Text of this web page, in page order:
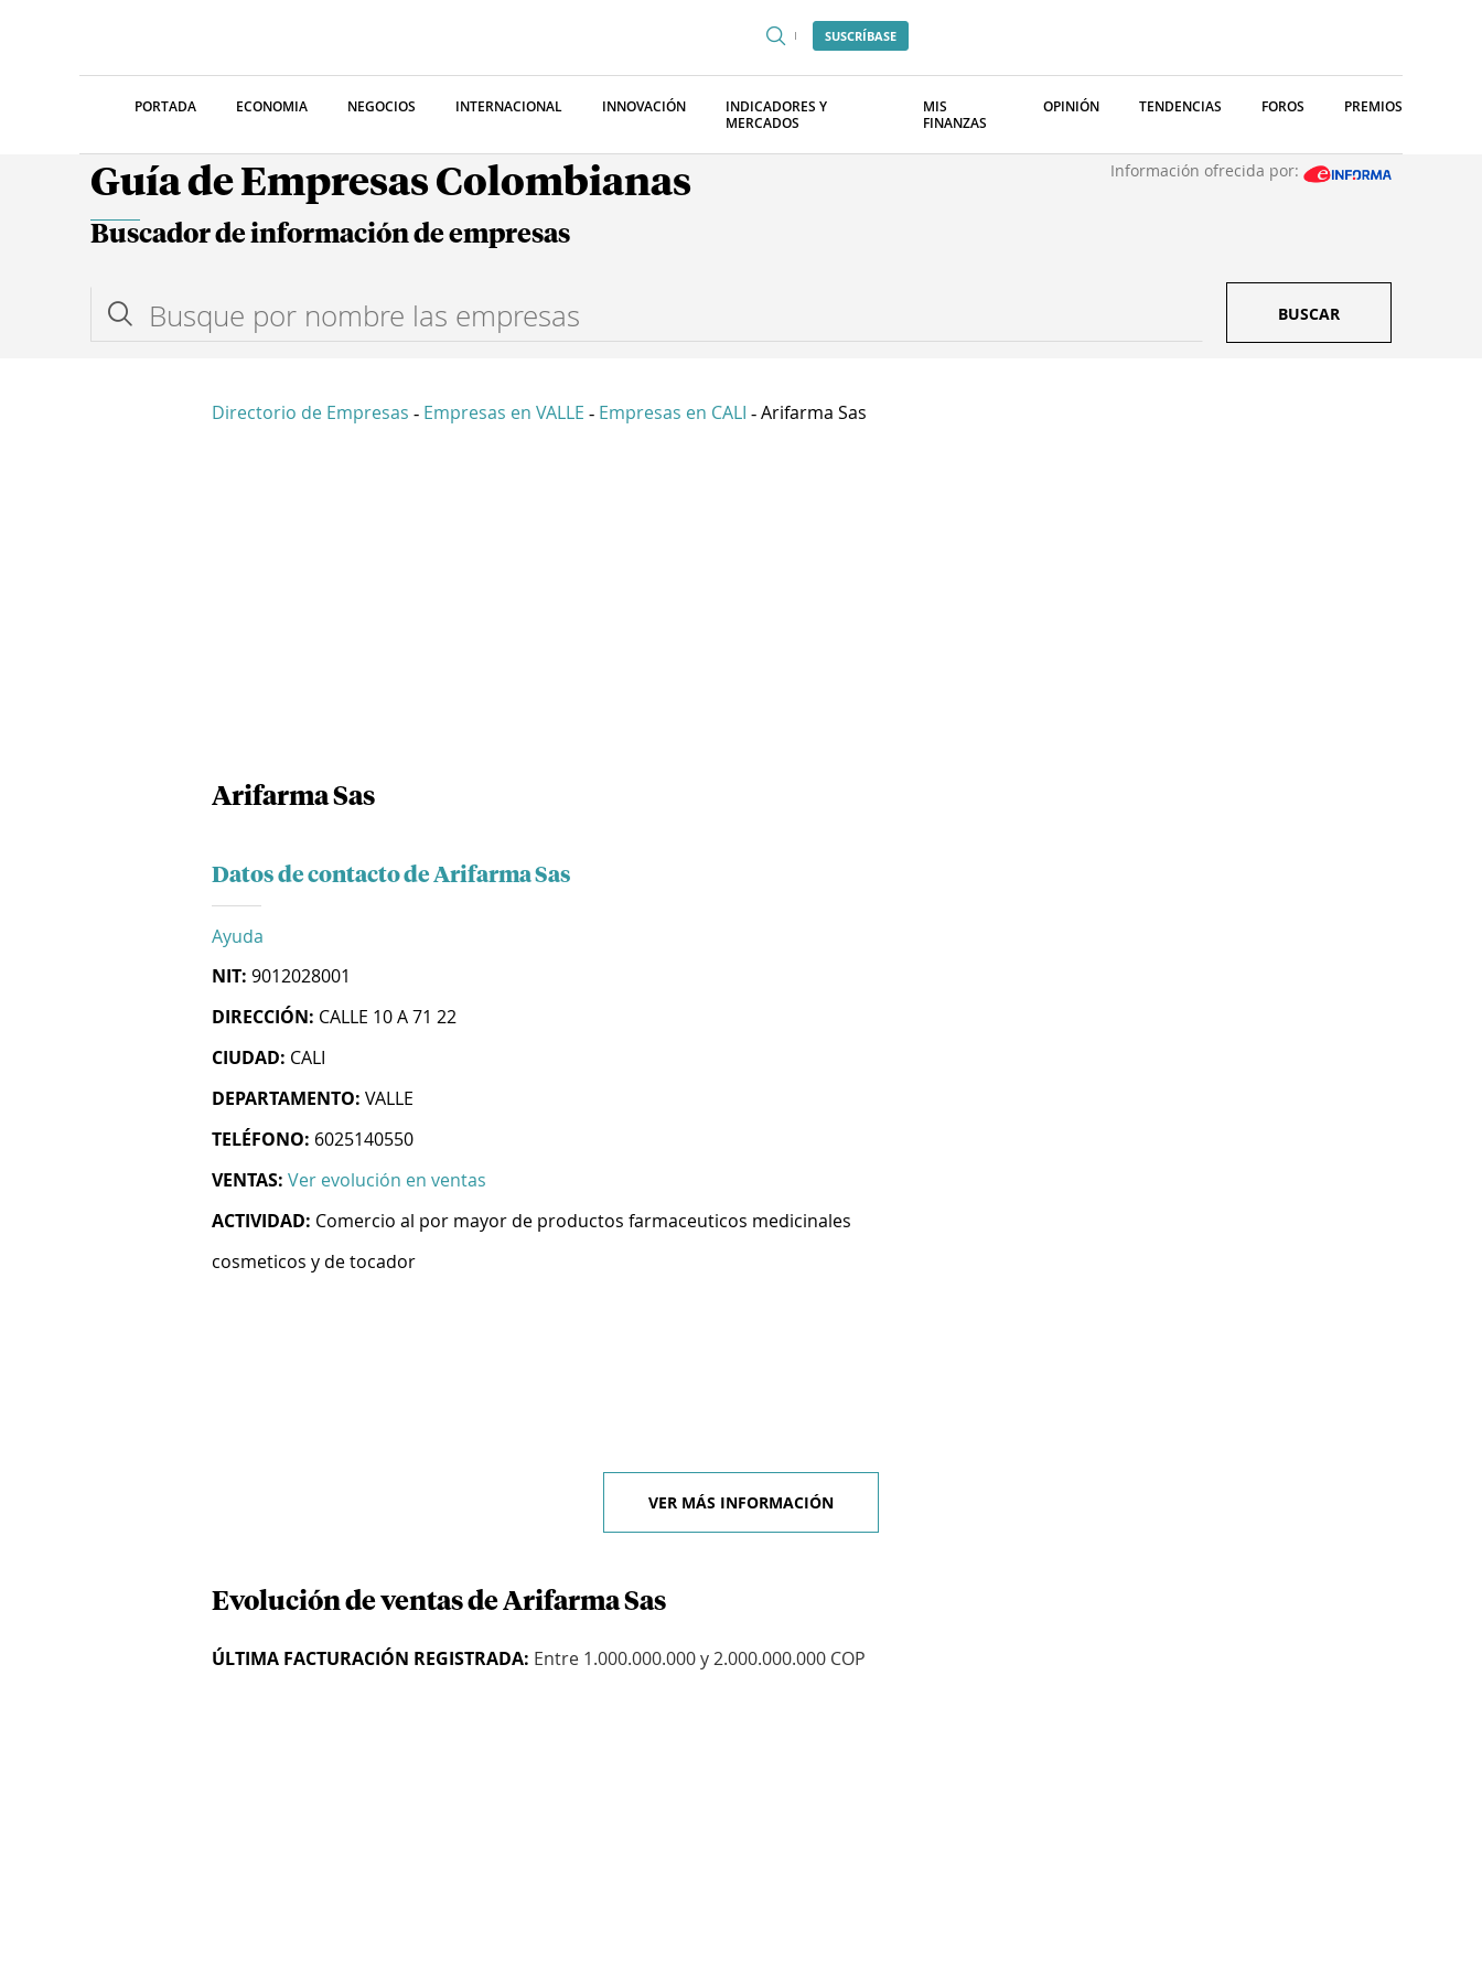
SUSCRÍBASE
PORTADA ECONOMIA NEGOCIOS INTERNACIONAL INNOVACIÓN
INDICADORES Y
MERCADOS
MIS
FINANZAS
OPINIÓN TENDENCIAS FOROS PREMIOS
Guía de Empresas Colombianas Información ofrecida por:
Buscador de información de empresas
BUSCAR
Directorio de Empresas - Empresas en VALLE - Empresas en CALI - Arifarma Sas
Arifarma Sas
Datos de contacto de Arifarma Sas
Ayuda
NIT: 9012028001
DIRECCIÓN: CALLE 10 A 71 22
CIUDAD: CALI
DEPARTAMENTO: VALLE
TELÉFONO: 6025140550
VENTAS: Ver evolución en ventas
ACTIVIDAD: Comercio al por mayor de productos farmaceuticos medicinales
cosmeticos y de tocador
VER MÁS INFORMACIÓN
Evolución de ventas de Arifarma Sas
ÚLTIMA FACTURACIÓN REGISTRADA: Entre 1.000.000.000 y 2.000.000.000 COP